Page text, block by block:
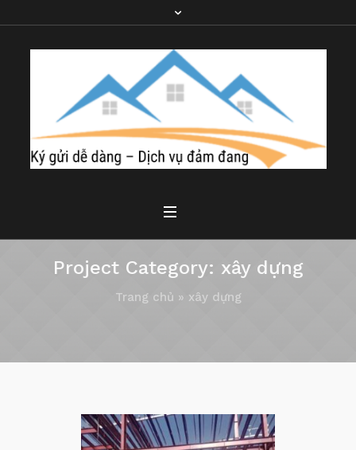
Project Category: xây dựng
Trang chủ » xây dựng